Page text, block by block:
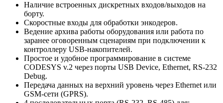
Наличие встроенных дискретных входов/выходов на
борту.
Скоростные входы для обработки энкодеров.
Ведение архива работы оборудования или работа по
заранее оговоренным сценариям при подключении к
контроллеру USB-накопителей.
Простое и удобное программирование в системе
CODESYS v.2 через порты USB Device, Ethernet, RS-232
Debug.
Передача данных на верхний уровень через Ethernet или
GSM-сети (GPRS).